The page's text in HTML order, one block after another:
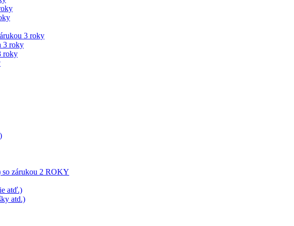
3 roky
3 roky
roky
so zárukou 2 ROKY
atď.)
atd.)